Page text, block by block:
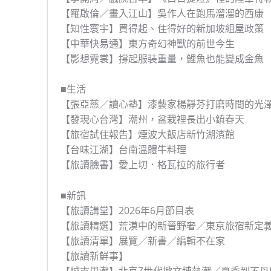
【羅啟倫／畫入江山】吳作人在跑馬溜溜的西康
【知性寰宇】買得起、住得好的新加坡組屋政策
【中華快易通】東方奇幻神獸的前世今生
【影想霓裳】撐起服裝重量，鯉魚也能變成金魚
■生活
【張亞慈／讀心塾】漆藝家楊靜芬打磨時間的光
【發現心台灣】潮州，盆栽裡長出小鎮春天
【旅宿試住報告】煙波大飯店新竹湖濱館
【台味江湖】台南溫體牛料理
【旅讀臉書】愛上切．格瓦拉的旅行者
■新訊
【旅讀講堂】2026年6月節目表
【旅讀精選】荒漠中的新晉野奢／東京旅宿新定
【旅讀清單】展覽／新書／編輯不在家
【旅讀新鮮事】